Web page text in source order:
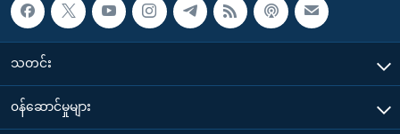
သတင်း
၀န်ဆောင်မှုများ